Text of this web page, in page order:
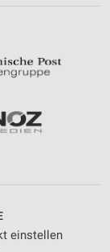
einstellen